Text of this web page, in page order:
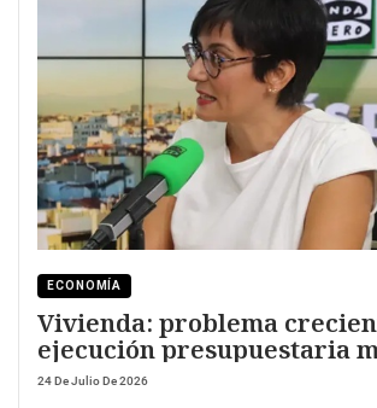
ECONOMÍA
Vivienda: problema
ejecución presupuestaria
24 De Julio De 2026